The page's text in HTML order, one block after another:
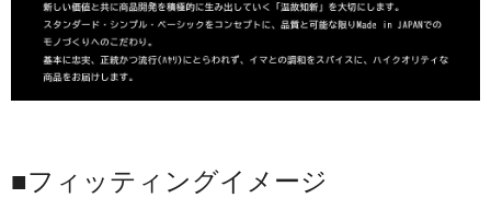
■フィッティングイメージ